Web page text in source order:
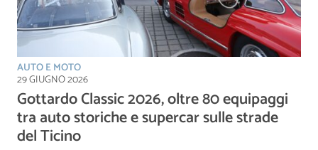
AUTO E MOTO
29 GIUGNO 2026
Gottardo Classic 2026, oltre 80 equipaggi
tra auto storiche e supercar sulle strade
del Ticino